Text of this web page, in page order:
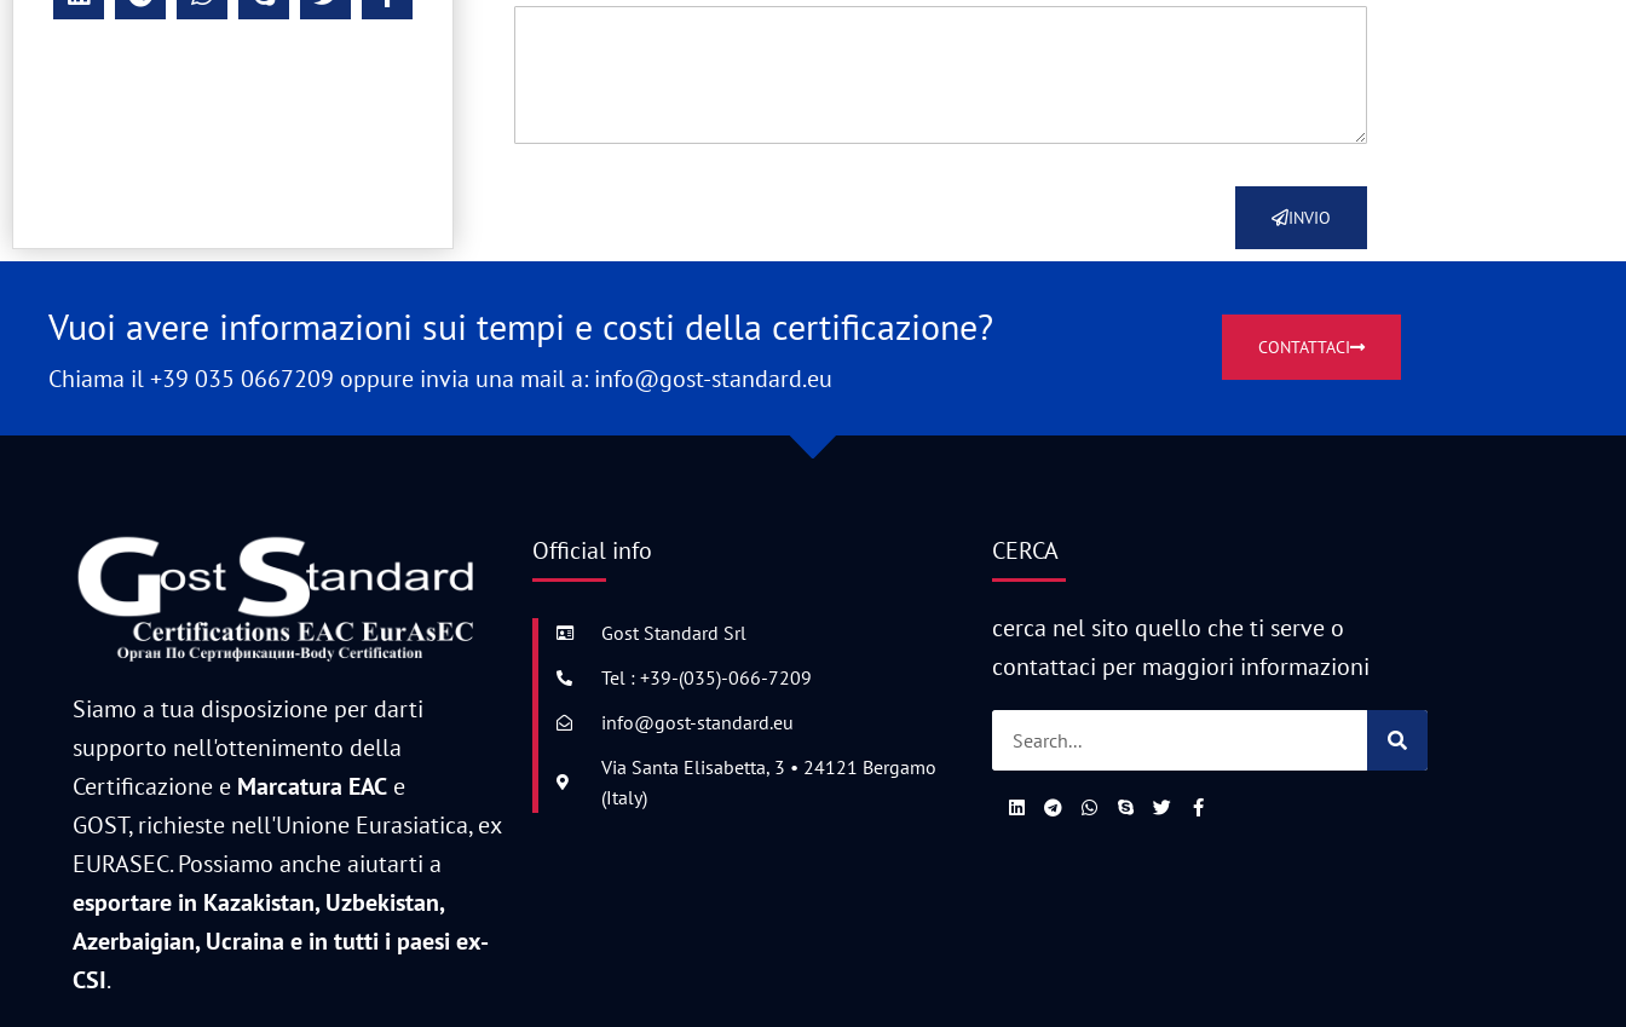
INVIO
Vuoi avere informazioni sui tempi e costi della certificazione?
Chiama il +39 035 0667209 oppure invia una mail a: info@gost-standard.eu
CONTATTACI
Siamo a tua disposizione per darti
supporto nell'ottenimento della
Certificazione e Marcatura EAC e
GOST, richieste nell'Unione Eurasiatica, ex
EURASEC. Possiamo anche aiutarti a
esportare in Kazakistan, Uzbekistan,
Azerbaigian, Ucraina e in tutti i paesi ex-
CSI.
Official info
Gost Standard Srl
Tel : +39-(035)-066-7209
info@gost-standard.eu
Via Santa Elisabetta, 3 • 24121 Bergamo
(Italy)
CERCA
cerca nel sito quello che ti serve o
contattaci per maggiori informazioni